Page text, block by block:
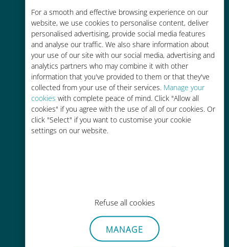
For a smooth and effective browsing experience on our
website, we use cookies to personalise content, deliver
personalised advertising, provide social media features
and analyse our traffic. We also share information about
your use of our site with our social media, advertising and
analytics partners who may combine it with other
information that you've provided to them or that they've
collected from your use of their services. Manage your
cookies with complete peace of mind. Click "Allow all
cookies" if you agree with the use of all of our cookies. Or
click "Select" if you want to customise your cookie
settings on our website.
Refuse all cookies
MANAGE
Rentable
Hasta un 90% más barato que los
costes de itinerancia con su
operador actual
Fácil recarga
Sin esfuerzo